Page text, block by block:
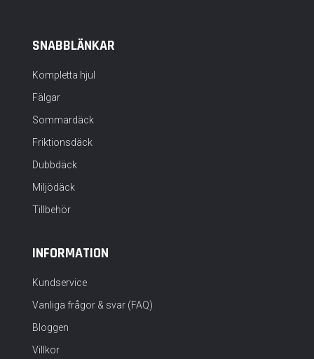
SNABBLÄNKAR
Kompletta hjul
Fälgar
Sommardäck
Friktionsdäck
Dubbdäck
Miljödäck
Tillbehör
INFORMATION
Kundservice
Vanliga frågor & svar (FAQ)
Bloggen
Villkor